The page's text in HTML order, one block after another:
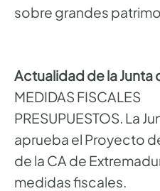
sobre grandes
Actualidad de la Junta
MEDIDAS FISCALES
PRESUPUESTOS. La
aprueba el Proyecto
de la CA de
medidas fiscales.